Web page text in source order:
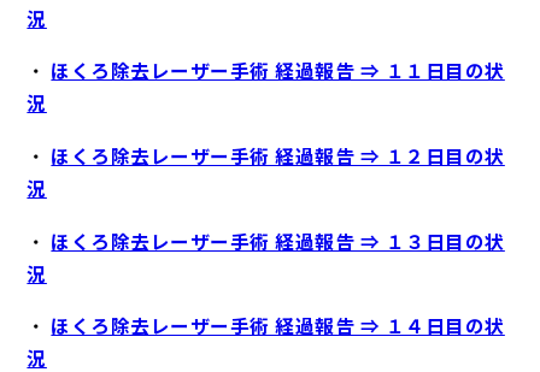
況
・ ほくろ除去レーザー手術 経過報告 ⇒ １１日目の状
況
・ ほくろ除去レーザー手術 経過報告 ⇒ １２日目の状
況
・ ほくろ除去レーザー手術 経過報告 ⇒ １３日目の状
況
・ ほくろ除去レーザー手術 経過報告 ⇒ １４日目の状
況